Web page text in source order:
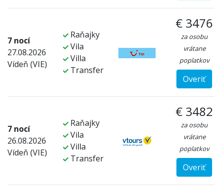
7 nocí
27.08.2026
Vídeň (VIE)
Raňajky
Vila
Villa
Transfer
€ 3476
za osobu
vrátane
poplatkov
Overiť
7 nocí
26.08.2026
Vídeň (VIE)
Raňajky
Vila
Villa
Transfer
€ 3482
za osobu
vrátane
poplatkov
Overiť